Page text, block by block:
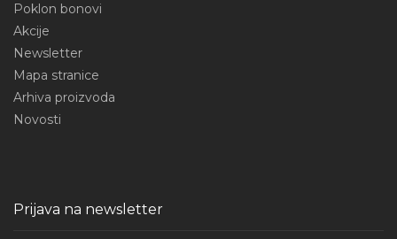
Poklon bonovi
Akcije
Newsletter
Mapa stranice
Arhiva proizvoda
Novosti
Prijava na newsletter